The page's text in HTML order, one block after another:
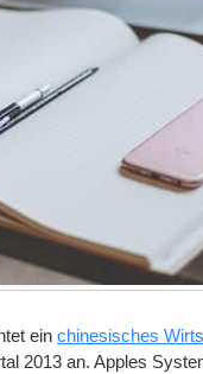
ein chinesisches
2013 an. Apples